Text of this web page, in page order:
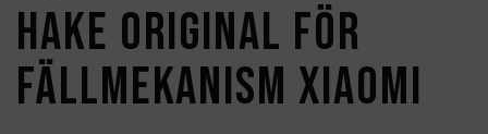
Hake original för
fällmekanism Xiaomi